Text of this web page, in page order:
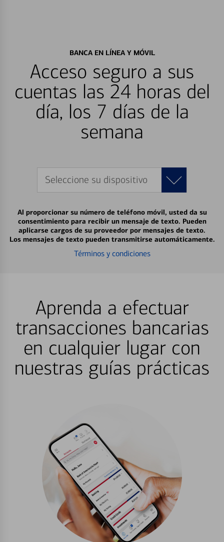
BANCA EN LÍNEA Y MÓVIL
Acceso seguro a sus
cuentas las 24 horas del
día, los 7 días de la
semana
Seleccione su dispositivo
Al proporcionar su número de teléfono móvil, usted da su
consentimiento para recibir un mensaje de texto. Pueden
aplicarse cargos de su proveedor por mensajes de texto.
Los mensajes de texto pueden transmitirse automáticamente.
Términos y condiciones
Aprenda a efectuar
transacciones bancarias
en cualquier lugar con
nuestras guías prácticas